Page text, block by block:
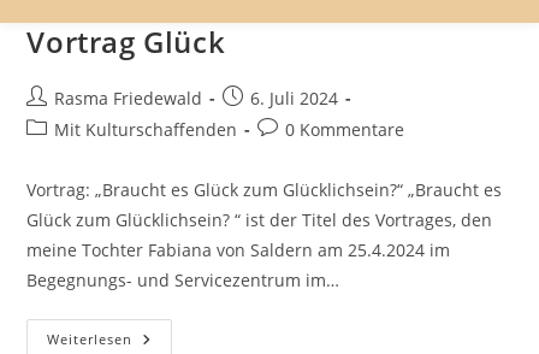
Vortrag Glück
Beitrags-
Autor:
Rasma Friedewald
Beitrag
veröffentlicht:
6. Juli 2024
Beitrags-
Mit Kulturschaffenden
Beitrags-
0 Kommentare
Vortrag: „Braucht es Glück zum Glücklichsein?“ „Braucht es
Glück zum Glücklichsein? “ ist der Titel des Vortrages, den
meine Tochter Fabiana von Saldern am 25.4.2024 im
Begegnungs- und Servicezentrum im…
Weiterlesen Vortrag